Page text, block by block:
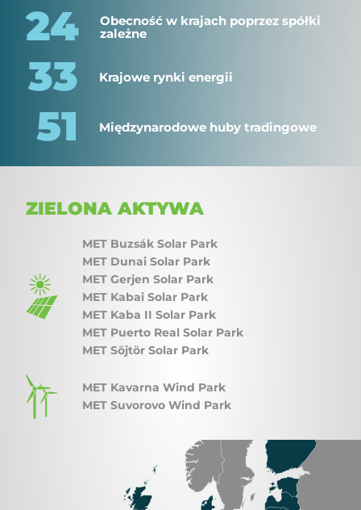
24
Obecność w krajach poprzez spółki
zależne
33 Krajowe rynki energii
51 Międzynarodowe huby tradingowe
ZIELONA AKTYWA
MET Buzsák Solar Park
MET Dunai Solar Park
MET Gerjen Solar Park
MET Kabai Solar Park
MET Kaba II Solar Park
MET Puerto Real Solar Park
MET Söjtör Solar Park
MET Kavarna Wind Park
MET Suvorovo Wind Park